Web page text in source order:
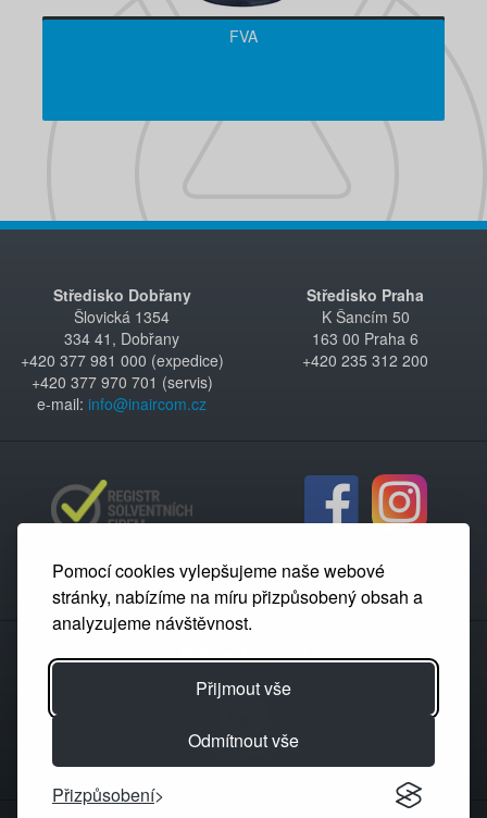
Pomocí cookies vylepšujeme naše webové
stránky, nabízíme na míru přizpůsobený obsah a
analyzujeme návštěvnost.
Přijmout vše
Odmítnout vše
Přizpůsobení
FVA
Středisko Dobřany
Šlovická 1354
334 41, Dobřany
+420 377 981 000 (expedice)
+420 377 970 701 (servis)
e-mail: info@inaircom.cz
Středisko Praha
K Šancím 50
163 00 Praha 6
+420 235 312 200
Partnerský portál